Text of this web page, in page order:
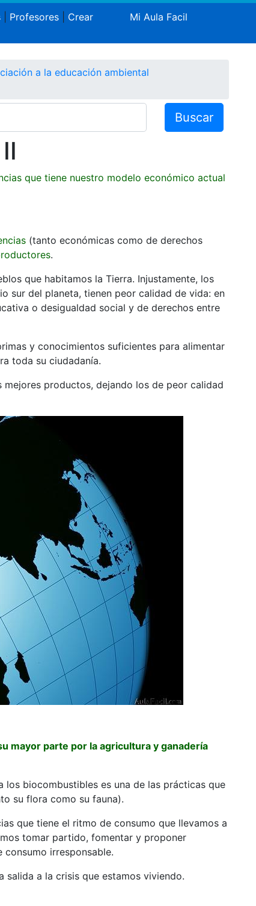
| Profesores| Crear
Mi Aula Facil
a la educación ambiental
Buscar
que tiene nuestro modelo económico actual
(tanto económicas como de derechos
.
que habitamos la Tierra. Injustamente, los
sur del planeta, tienen peor calidad de vida: en
o desigualdad social y de derechos entre
y conocimientos suficientes para alimentar
toda su ciudadanía.
productos, dejando los de peor calidad
mayor parte por la agricultura y ganadería
biocombustibles es una de las prácticas que
su flora como su fauna).
que tiene el ritmo de consumo que llevamos a
tomar partido, fomentar y proponer
irresponsable.
salida a la crisis que estamos viviendo.